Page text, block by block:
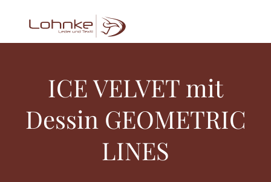
ICE VELVET mit
Dessin GEOMETRIC
LINES